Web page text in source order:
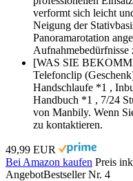
verformt sich leicht
Neigung der
Panoramarotation
Aufnahmebedürfnisse
[WAS SIE
Telefonclip
Handschlaufe *1 ,
Handbuch *1 , 7/24
von Manbily. Wenn
zu kontaktieren.
49,99 EUR
Bei Amazon kaufen Preis
AngebotBestseller Nr. 4